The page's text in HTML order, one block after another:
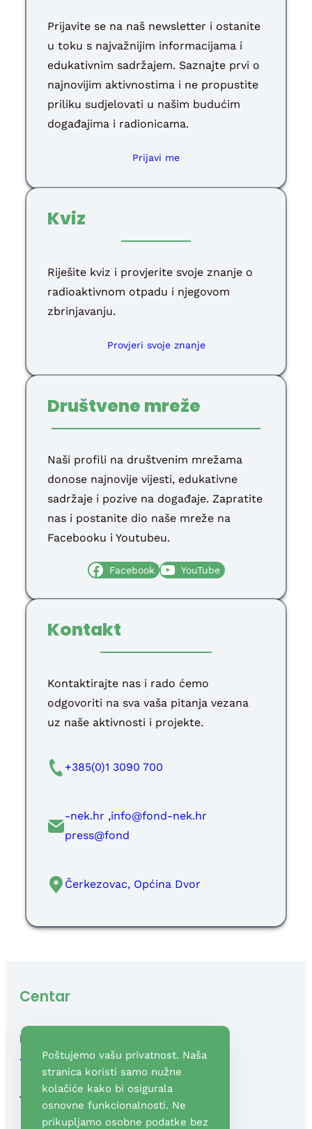
Prijavite se na naš newsletter i ostanite
u toku s najvažnijim informacijama i
edukativnim sadržajem. Saznajte prvi o
najnovijim aktivnostima i ne propustite
priliku sudjelovati u našim budućim
događajima i radionicama.
Prijavi me
Kviz
Riješite kviz i provjerite svoje znanje o
radioaktivnom otpadu i njegovom
zbrinjavanju.
Provjeri svoje znanje
Društvene mreže
Naši profili na društvenim mrežama
donose najnovije vijesti, edukativne
sadržaje i pozive na događaje. Zapratite
nas i postanite dio naše mreže na
Facebooku i Youtubeu.
Facebook YouTube
Kontakt
Kontaktirajte nas i rado ćemo
odgovoriti na sva vaša pitanja vezana
uz naše aktivnosti i projekte.
+385(0)1 3090 700
rh.ken-dnof
@ofni
,
rh.ken-
dnof
@sserp
Čerkezovac, Općina Dvor
Centar
Lokacija:
44 440 Dvor
Telefon: +385(0)1 3090 700
Poštujemo vašu privatnost. Naša
stranica koristi samo nužne
kolačiće kako bi osigurala
osnovne funkcionalnosti. Ne
prikupljamo osobne podatke bez